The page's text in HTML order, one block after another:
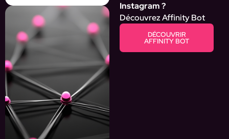
Instagram ?
Découvrez Affinity Bot
DÉCOUVRIR
AFFINITY BOT